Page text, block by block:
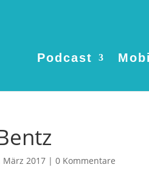
Podcast
März 2017 |0 Kommentare